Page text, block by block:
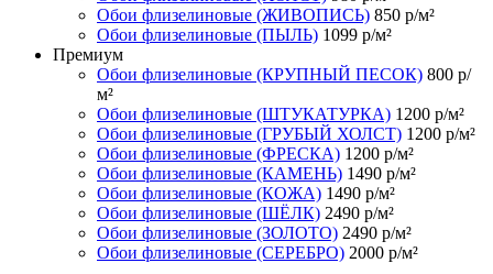
Обои флизелиновые (ЖИВОПИСЬ) 850 р/м²
Обои флизелиновые (ПЫЛЬ) 1099 р/м²
Премиум
Обои флизелиновые (КРУПНЫЙ ПЕСОК) 800 р/
м²
Обои флизелиновые (ШТУКАТУРКА) 1200 р/м²
Обои флизелиновые (ГРУБЫЙ ХОЛСТ) 1200 р/м²
Обои флизелиновые (ФРЕСКА) 1200 р/м²
Обои флизелиновые (КАМЕНЬ) 1490 р/м²
Обои флизелиновые (КОЖА) 1490 р/м²
Обои флизелиновые (ШЁЛК) 2490 р/м²
Обои флизелиновые (ЗОЛОТО) 2490 р/м²
Обои флизелиновые (СЕРЕБРО) 2000 р/м²